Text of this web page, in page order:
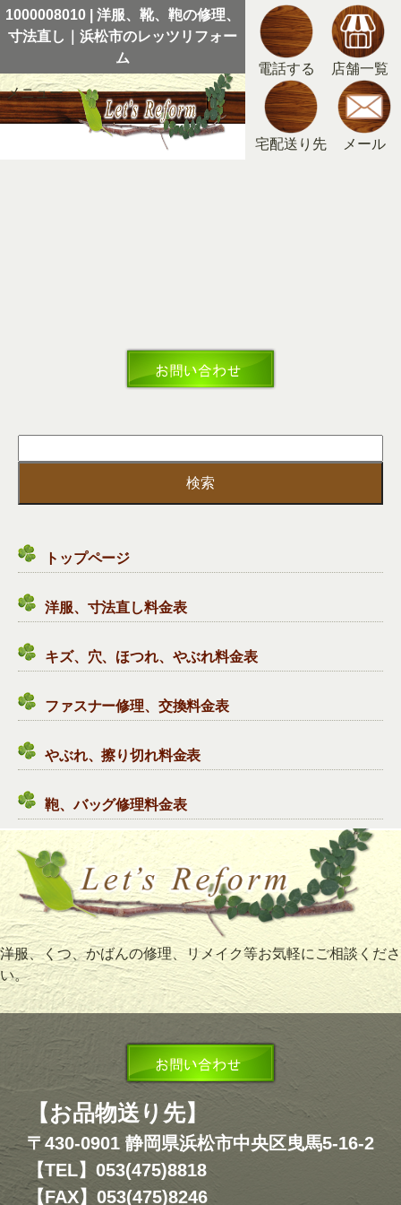
1000008010 | 洋服、靴、鞄の修理、
寸法直し｜浜松市のレッツリフォー
ム
メニュー
電話する 店舗一覧
宅配送り先 メール
索:
トップページ
洋服、寸法直し料金表
キズ、穴、ほつれ、やぶれ料金表
ファスナー修理、交換料金表
やぶれ、擦り切れ料金表
鞄、バッグ修理料金表
バック、鞄クリーニング料金表
靴、ブーツ修理料金表
靴クリーニング料金表
リメイク
色あせ復活・復元料金表
ブログ
お問い合わせ
会社概要
洋服の寸法直し、靴、鞄のお直し、クリーニング、ファス
ださい
静岡県浜松市中区曳馬５－１６－２
（洋服靴鞄リフォームセンター）
電話：053(475)8818
FAX：053(475)8246
ります。
お気軽にご連絡ください。
洋服、くつ、かばんの修理、リメイク等お気軽にご相談くださ
い。
【お品物送り先】
〒430-0901 静岡県浜松市中央区曳馬5-16-2
【TEL】053(475)8818
【FAX】053(475)8246